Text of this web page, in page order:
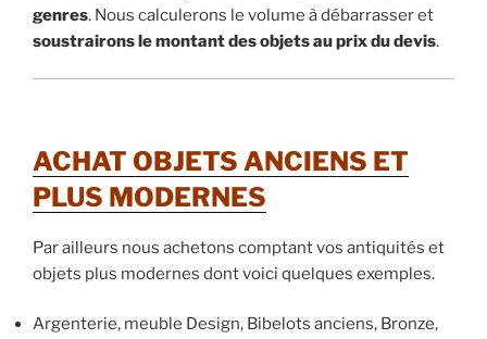
genres. Nous calculerons le volume à débarrasser et
soustrairons le montant des objets au prix du devis.
ACHAT OBJETS ANCIENS ET
PLUS MODERNES
Par ailleurs nous achetons comptant vos antiquités et
objets plus modernes dont voici quelques exemples.
Argenterie, meuble Design, Bibelots anciens, Bronze,